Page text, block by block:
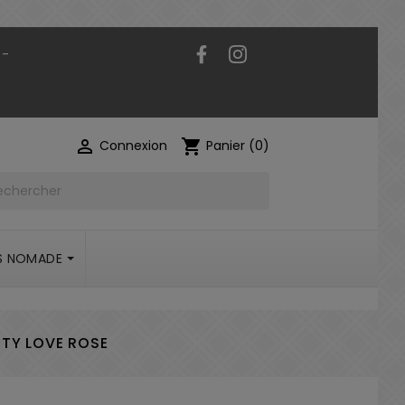
- Facebook
 Connexion shopping_cart Panier (0)
NOMADE
LOVE ROSE